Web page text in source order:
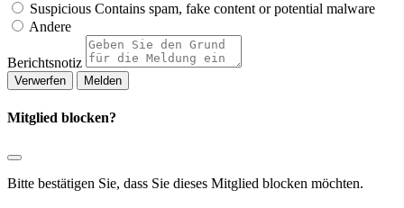
Suspicious Contains spam, fake content or potential malware
Andere
Berichtsnotiz
Melden
Mitglied blocken?
Bitte bestätigen Sie, dass Sie dieses Mitglied blocken möchten.